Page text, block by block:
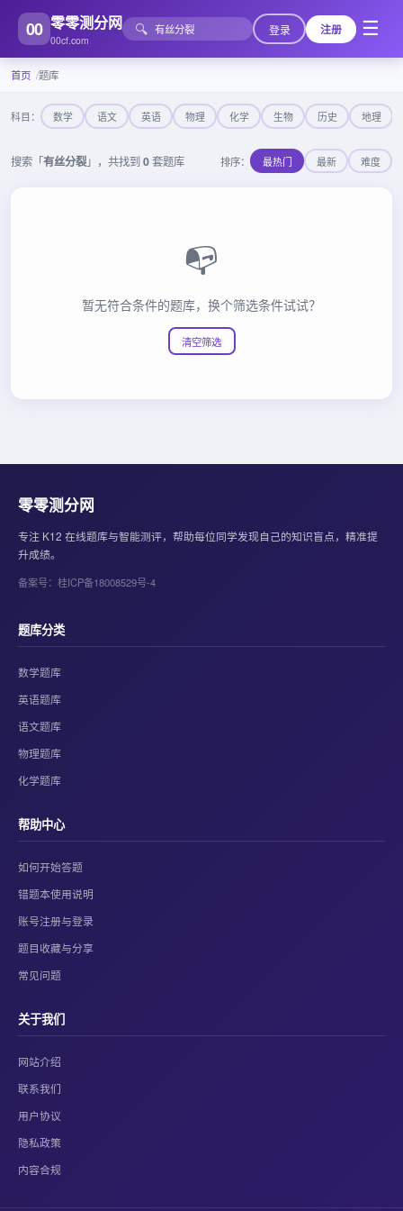
00 零零测分网
00cf.com
🔍 登录 注册 ☰
首页 题库
科目： 数学 语文 英语 物理 化学 生物 历史 地理
搜索「有丝分裂」，共找到0套题库 排序： 最热门 最新 难度
📭
暂无符合条件的题库，换个筛选条件试试？
清空筛选
零零测分网
专注 K12 在线题库与智能测评，帮助每位同学发现自己的知识盲点，精准提
升成绩。
备案号：桂ICP备18008529号-4
题库分类
数学题库
英语题库
语文题库
物理题库
化学题库
帮助中心
如何开始答题
错题本使用说明
账号注册与登录
题目收藏与分享
常见问题
关于我们
网站介绍
联系我们
用户协议
隐私政策
内容合规